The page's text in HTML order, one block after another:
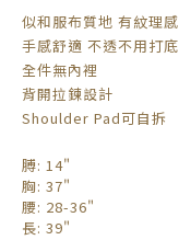
似和服布質地 有紋理感
手感舒適 不透不用打底
全件無內裡
背開拉鍊設計
Shoulder Pad可自拆
膊: 14"
胸: 37"
腰: 28-36"
長: 39"